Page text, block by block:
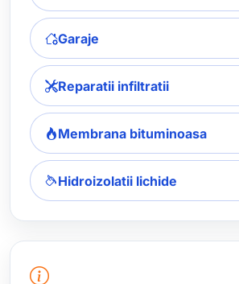
Garaje
Reparatii infiltratii
Membrana bituminoasa
Hidroizolatii lichide